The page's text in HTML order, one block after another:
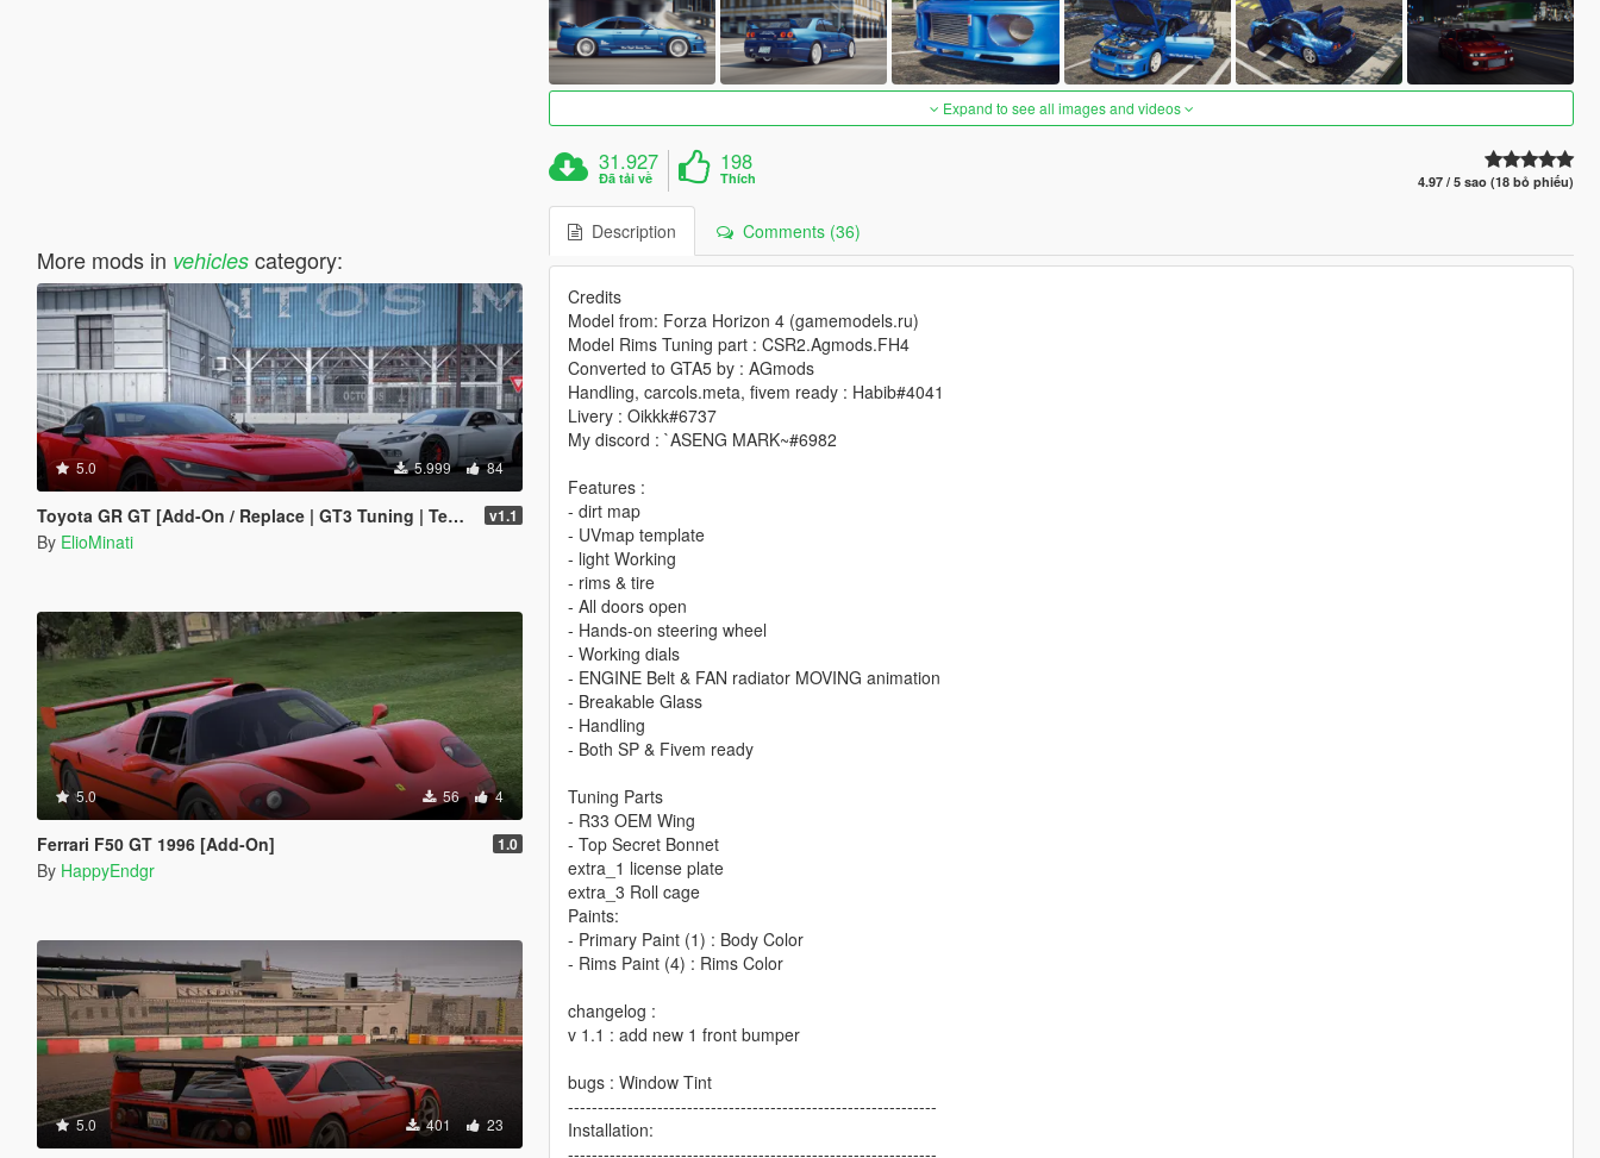
More mods in vehiclescategory:
5.0 5.999 84
Toyota GR GT [Add-On / Replace | GT3 Tuning | Template | LODS] v1.1
By ElioMinati
5.0 56 4
Ferrari F50 GT 1996 [Add-On] 1.0
By HappyEndgr
5.0 401 23
Expand to see all images and videos
31.927
Đã tải về
198
Thích 4.97 / 5 sao (18 bỏ phiếu)
Description Comments (36)
Credits
Model from: Forza Horizon 4 (gamemodels.ru)
Model Rims Tuning part : CSR2.Agmods.FH4
Converted to GTA5 by : AGmods
Handling, carcols.meta, fivem ready : Habib#4041
Livery : Oikkk#6737
My discord : `ASENG MARK~#6982
Features :
- dirt map
- UVmap template
- light Working
- rims & tire
- All doors open
- Hands-on steering wheel
- Working dials
- ENGINE Belt & FAN radiator MOVING animation
- Breakable Glass
- Handling
- Both SP & Fivem ready
Tuning Parts
- R33 OEM Wing
- Top Secret Bonnet
extra_1 license plate
extra_3 Roll cage
Paints:
- Primary Paint (1) : Body Color
- Rims Paint (4) : Rims Color
changelog :
v 1.1 : add new 1 front bumper
bugs : Window Tint
--------------------------------------------------------------
Installation: